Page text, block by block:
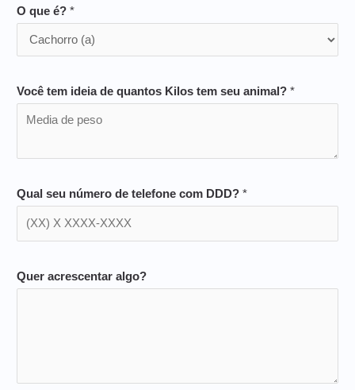
O que é? *
Você tem ideia de quantos Kilos tem seu animal? *
Qual seu número de telefone com DDD? *
Quer acrescentar algo?